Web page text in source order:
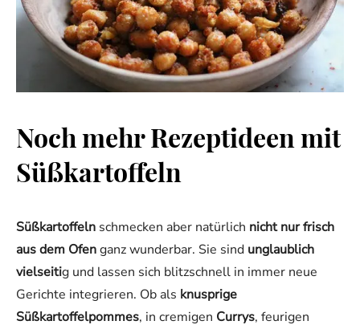
Noch mehr Rezeptideen mit
Süßkartoffeln
Süßkartoffeln schmecken aber natürlich nicht nur frisch
aus dem Ofenganz wunderbar. Sie sind unglaublich
vielseitig und lassen sich blitzschnell in immer neue
Gerichte integrieren. Ob als knusprige
Süßkartoffelpommes, in cremigen Currys, feurigen